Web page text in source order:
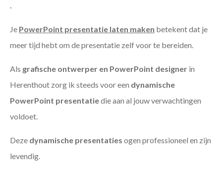
.
Je PowerPoint presentatie laten maken betekent dat je
meer tijd hebt om de presentatie zelf voor te bereiden.
Als grafische ontwerper en PowerPoint designer in
Herenthout zorg ik steeds voor een dynamische
PowerPoint presentatiedie aan al jouw verwachtingen
voldoet.
Deze dynamische presentaties ogen professioneel en zijn
levendig.